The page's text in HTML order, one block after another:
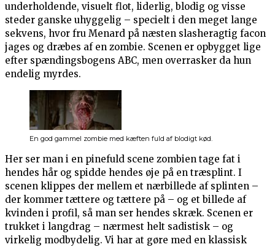
underholdende, visuelt flot, liderlig, blodig og visse
steder ganske uhyggelig – specielt i den meget lange
sekvens, hvor fru Menard på næsten slasheragtig facon
jages og dræbes af en zombie. Scenen er opbygget lige
efter spændingsbogens ABC, men overrasker da hun
endelig myrdes.
En god gammel zombie med kæften fuld af blodigt kød.
Her ser man i en pinefuld scene zombien tage fat i
hendes hår og spidde hendes øje på en træsplint. I
scenen klippes der mellem et nærbillede af splinten –
der kommer tættere og tættere på – og et billede af
kvinden i profil, så man ser hendes skræk. Scenen er
trukket i langdrag – nærmest helt sadistisk – og
virkelig modbydelig. Vi har at gøre med en klassisk